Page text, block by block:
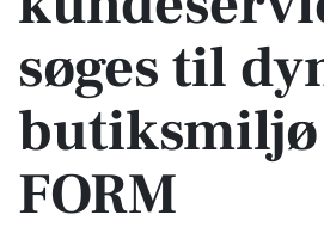
søges til
butiksmiljø
FORM